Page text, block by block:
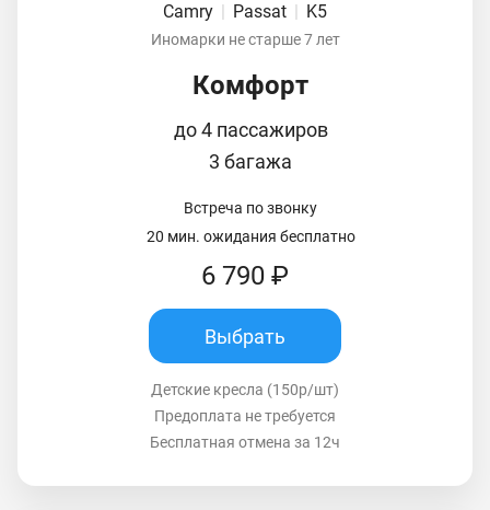
Camry Passat K5
Иномарки не старше 7 лет
Комфорт
до 4 пассажиров
3 багажа
Встреча по звонку
20 мин. ожидания бесплатно
6 790 ₽
Выбрать
Детские кресла (150р/шт)
Предоплата не требуется
Бесплатная отмена за 12ч